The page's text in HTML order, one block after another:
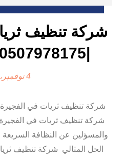
شركة تنظيف
|0507978175| تلميع نجف
4 نوفمبر، 2024
شركة تنظيف ثريات في الفجيرة
والمسؤلين عن النظافة السريعة
الحل المثالي شركة تنظيف